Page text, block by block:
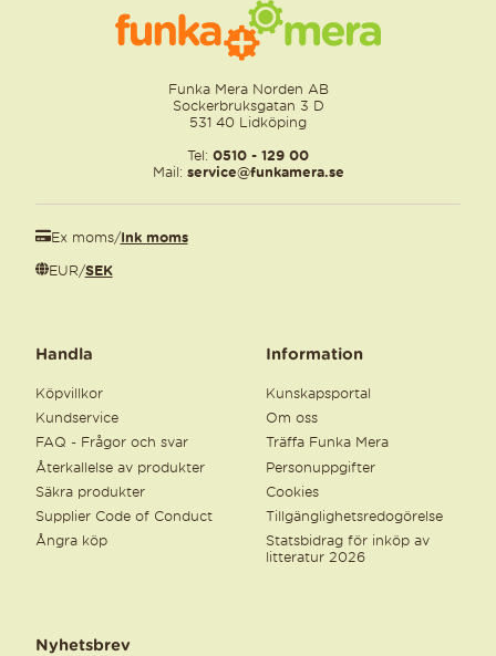
Funka Mera Norden AB
Sockerbruksgatan 3 D
531 40 Lidköping
Tel: 0510 - 129 00
Mail: service@funkamera.se
Ex moms/Ink moms
EUR/SEK
Handla
Köpvillkor
Kundservice
FAQ - Frågor och svar
Återkallelse av produkter
Säkra produkter
Supplier Code of Conduct
Ångra köp
Information
Kunskapsportal
Om oss
Träffa Funka Mera
Personuppgifter
Cookies
Tillgänglighetsredogörelse
Statsbidrag för inköp av
litteratur 2026
Nyhetsbrev